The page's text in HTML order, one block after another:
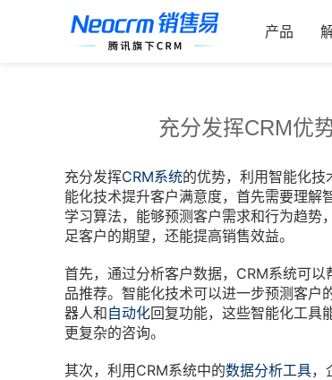
产品
充分发挥CRM优
充分发挥CRM系统的优势，利用智能化
能化技术提升客户满意度，首先需要理解
学习算法，能够预测客户需求和行为趋势
足客户的期望，还能提高销售效益。
首先，通过分析客户数据，CRM系统可
品推荐。智能化技术可以进一步预测客户
器人和自动化回复功能，这些智能化工具
更复杂的咨询。
其次，利用CRM系统中的数据分析工具，